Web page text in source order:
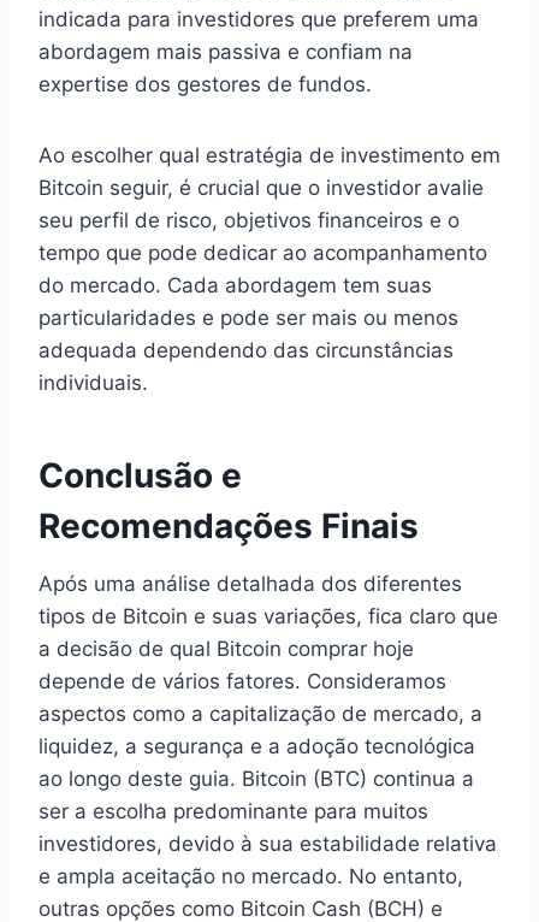
indicada para investidores que preferem uma
abordagem mais passiva e confiam na
expertise dos gestores de fundos.
Ao escolher qual estratégia de investimento em
Bitcoin seguir, é crucial que o investidor avalie
seu perfil de risco, objetivos financeiros e o
tempo que pode dedicar ao acompanhamento
do mercado. Cada abordagem tem suas
particularidades e pode ser mais ou menos
adequada dependendo das circunstâncias
individuais.
Conclusão e
Recomendações Finais
Após uma análise detalhada dos diferentes
tipos de Bitcoin e suas variações, fica claro que
a decisão de qual Bitcoin comprar hoje
depende de vários fatores. Consideramos
aspectos como a capitalização de mercado, a
liquidez, a segurança e a adoção tecnológica
ao longo deste guia. Bitcoin (BTC) continua a
ser a escolha predominante para muitos
investidores, devido à sua estabilidade relativa
e ampla aceitação no mercado. No entanto,
outras opções como Bitcoin Cash (BCH) e